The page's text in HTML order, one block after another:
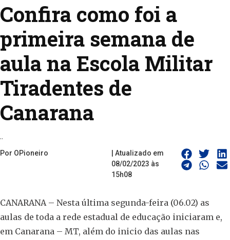
Confira como foi a
primeira semana de
aula na Escola Militar
Tiradentes de
Canarana
..
Por OPioneiro
| Atualizado em
08/02/2023 às
15h08
CANARANA – Nesta última segunda-feira (06.02) as
aulas de toda a rede estadual de educação iniciaram e,
em Canarana – MT, além do inicio das aulas nas